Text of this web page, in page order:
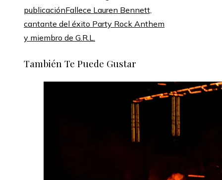
publicaciónFallece Lauren Bennett,
cantante del éxito Party Rock Anthem
y miembro de G.R.L.
También Te Puede Gustar